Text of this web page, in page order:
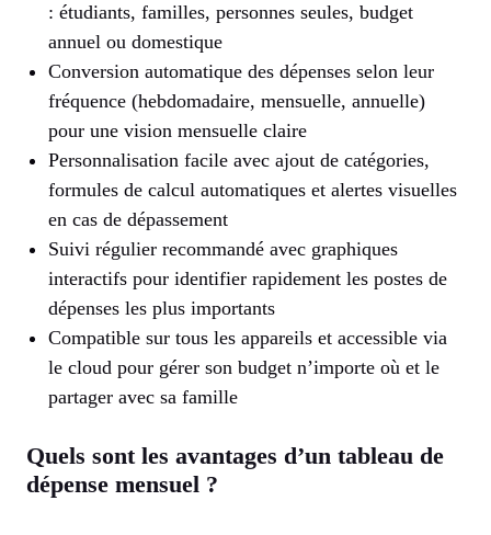
: étudiants, familles, personnes seules, budget
annuel ou domestique
Conversion automatique des dépenses selon leur
fréquence (hebdomadaire, mensuelle, annuelle)
pour une vision mensuelle claire
Personnalisation facile avec ajout de catégories,
formules de calcul automatiques et alertes visuelles
en cas de dépassement
Suivi régulier recommandé avec graphiques
interactifs pour identifier rapidement les postes de
dépenses les plus importants
Compatible sur tous les appareils et accessible via
le cloud pour gérer son budget n’importe où et le
partager avec sa famille
Quels sont les avantages d’un tableau de
dépense mensuel ?